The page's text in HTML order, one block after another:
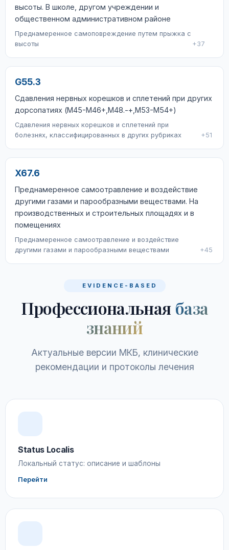
высоты. В школе, другом учреждении и
общественном административном районе
Преднамеренное самоповреждение путем прыжка с
высоты
+37
G55.3
Сдавления нервных корешков и сплетений при других
дорсопатиях (M45-M46+,M48.-+,M53-M54+)
Сдавления нервных корешков и сплетений при
болезнях, классифицированных в других рубриках
+51
X67.6
Преднамеренное самоотравление и воздействие
другими газами и парообразными веществами. На
производственных и строительных площадях и в
помещениях
Преднамеренное самоотравление и воздействие
другими газами и парообразными веществами
+45
EVIDENCE-BASED
Профессиональная база
знаний
Актуальные версии МКБ, клинические
рекомендации и протоколы лечения
Status Localis
Локальный статус: описание и шаблоны
Перейти